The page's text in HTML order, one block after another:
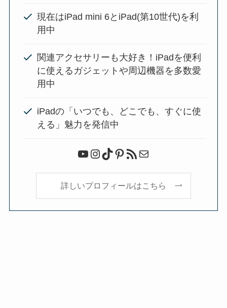
現在はiPad mini 6とiPad(第10世代)を利
用中
関連アクセサリーも大好き！iPadを便利
に使えるガジェットや周辺機器を多数愛
用中
iPadの「いつでも、どこでも、すぐに使
える」魅力を発信中
YouTube Instagram TikTok Pinterest RSS フィードメール
詳しいプロフィールはこちら